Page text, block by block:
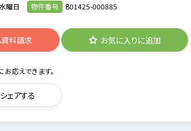
曜日 物件番号 B01425-000885
料請求 お気に入りに追加
応えできます。
ェアする